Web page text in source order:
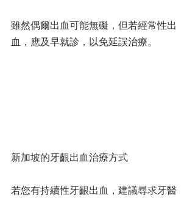
雖然偶爾出血可能無礙，但若經常性出
血，應及早就診，以免延誤治療。
新加坡的牙齦出血治療方式
若您有持續性牙齦出血，建議尋求牙醫